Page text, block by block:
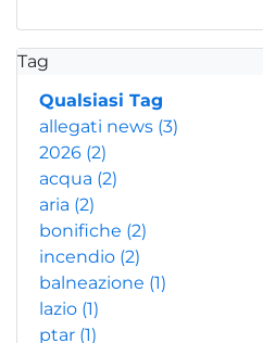
Tag
Qualsiasi Tag
allegati news (3)
2026 (2)
acqua (2)
aria (2)
bonifiche (2)
incendio (2)
balneazione (1)
lazio (1)
ptar (1)